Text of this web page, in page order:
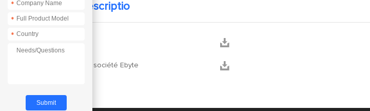
Product descriptio

Profil de la société Ebyte 
*
*
*